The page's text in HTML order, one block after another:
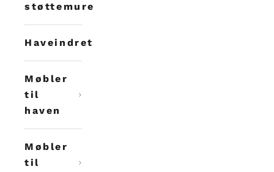
støttemure
Haveindretning
Møbler
til
haven
Møbler
til